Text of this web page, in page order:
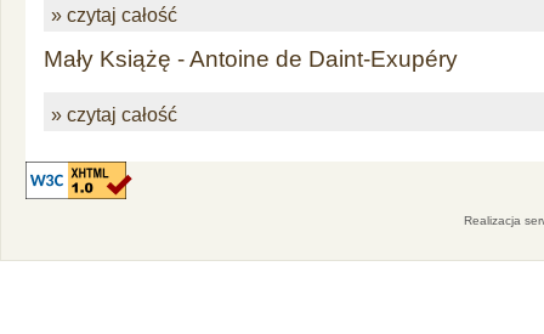
» czytaj całość
Mały Książę - Antoine de Daint-Exupéry
» czytaj całość
Realizacja